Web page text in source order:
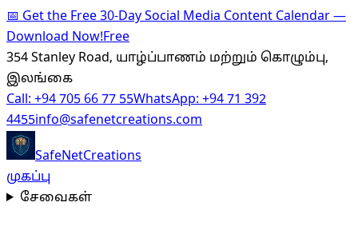
📅Get the Free 30-Day Social Media Content Calendar —
Download Now!Free
354 Stanley Road, யாழ்ப்பாணம் மற்றும் கொழும்பு,
இலங்கை
Call:+94 705 66 77 55WhatsApp:+94 71 392
4455info@safenetcreations.com
SafeNetCreations
முகப்பு
சேவைகள்